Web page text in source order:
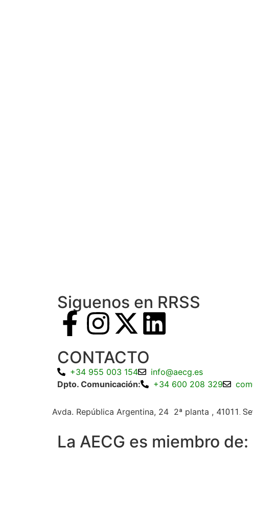
Siguenos en RRSS
CONTACTO
+34 955 003 154
info@aecg.es
Dpto. Comunicación:
+34 600 208 329
Avda. República Argentina, 24 2ª planta , 41011.
La AECG es miembro de: